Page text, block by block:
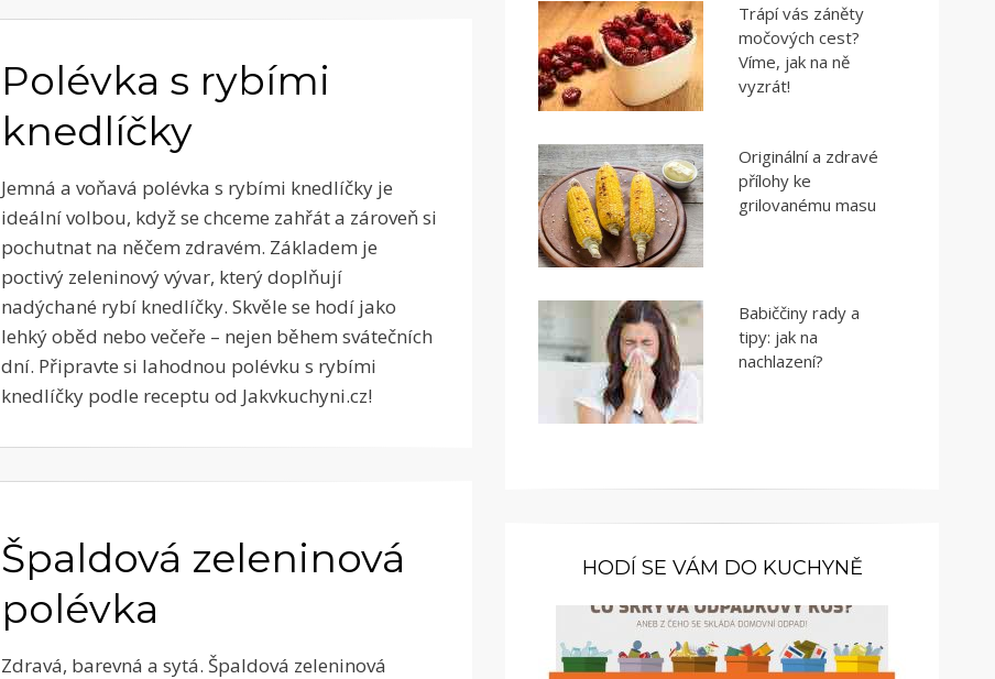
Polévka s rybími
knedlíčky
Jemná a voňavá polévka s rybími knedlíčky je
ideální volbou, když se chceme zahřát a zároveň si
pochutnat na něčem zdravém. Základem je
poctivý zeleninový vývar, který doplňují
nadýchané rybí knedlíčky. Skvěle se hodí jako
lehký oběd nebo večeře – nejen během svátečních
dní. Připravte si lahodnou polévku s rybími
knedlíčky podle receptu od Jakvkuchyni.cz!
Špaldová zeleninová
polévka
Zdravá, barevná a sytá. Špaldová zeleninová
Trápí vás záněty
močových cest?
Víme, jak na ně
vyzrát!
Originální a zdravé
přílohy ke
grilovanému masu
Babiččiny rady a
tipy: jak na
nachlazení?
HODÍ SE VÁM DO KUCHYNĚ